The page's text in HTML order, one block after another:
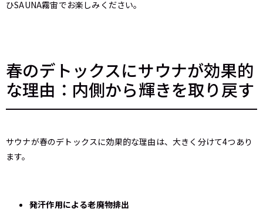
ひSAUNA霧宙でお楽しみください。
春のデトックスにサウナが効果的
な理由：内側から輝きを取り戻す
サウナが春のデトックスに効果的な理由は、大きく分けて4つあり
ます。
発汗作用による老廃物排出